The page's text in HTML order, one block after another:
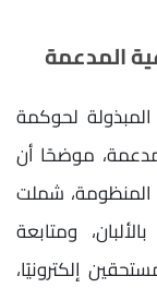
المدعمة
المبذولة لحوكمة
موضحًا أن
المنظومة، شملت
ومتابعة
إلكترونيًا،